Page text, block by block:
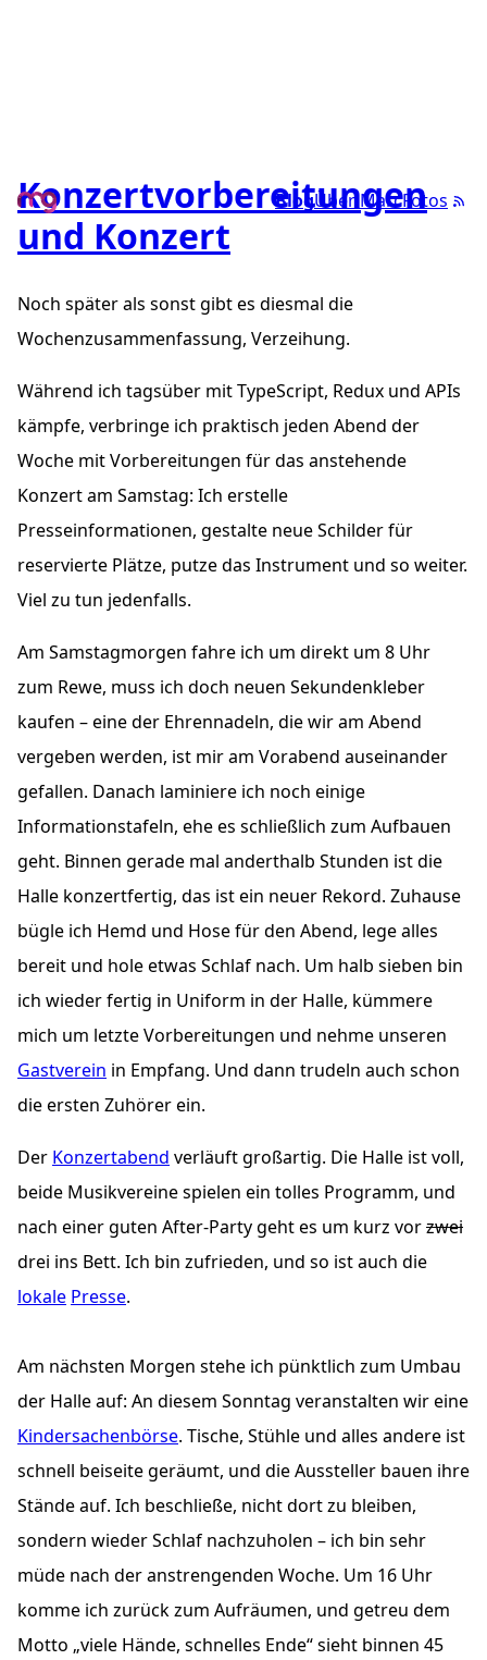
BlogÜber MarcFotos
Konzertvorbereitungen
und Konzert
Noch später als sonst gibt es diesmal die
Wochenzusammenfassung, Verzeihung.
Während ich tagsüber mit TypeScript, Redux und APIs
kämpfe, verbringe ich praktisch jeden Abend der
Woche mit Vorbereitungen für das anstehende
Konzert am Samstag: Ich erstelle
Presseinformationen, gestalte neue Schilder für
reservierte Plätze, putze das Instrument und so weiter.
Viel zu tun jedenfalls.
Am Samstagmorgen fahre ich um direkt um 8 Uhr
zum Rewe, muss ich doch neuen Sekundenkleber
kaufen – eine der Ehrennadeln, die wir am Abend
vergeben werden, ist mir am Vorabend auseinander
gefallen. Danach laminiere ich noch einige
Informationstafeln, ehe es schließlich zum Aufbauen
geht. Binnen gerade mal anderthalb Stunden ist die
Halle konzertfertig, das ist ein neuer Rekord. Zuhause
bügle ich Hemd und Hose für den Abend, lege alles
bereit und hole etwas Schlaf nach. Um halb sieben bin
ich wieder fertig in Uniform in der Halle, kümmere
mich um letzte Vorbereitungen und nehme unseren
Gastverein in Empfang. Und dann trudeln auch schon
die ersten Zuhörer ein.
Der Konzertabend verläuft großartig. Die Halle ist voll,
beide Musikvereine spielen ein tolles Programm, und
nach einer guten After-Party geht es um kurz vorzwei
drei ins Bett. Ich bin zufrieden, und so ist auch die
lokale Presse.
Am nächsten Morgen stehe ich pünktlich zum Umbau
der Halle auf: An diesem Sonntag veranstalten wir eine
Kindersachenbörse. Tische, Stühle und alles andere ist
schnell beiseite geräumt, und die Aussteller bauen ihre
Stände auf. Ich beschließe, nicht dort zu bleiben,
sondern wieder Schlaf nachzuholen – ich bin sehr
müde nach der anstrengenden Woche. Um 16 Uhr
komme ich zurück zum Aufräumen, und getreu dem
Motto „viele Hände, schnelles Ende“ sieht binnen 45